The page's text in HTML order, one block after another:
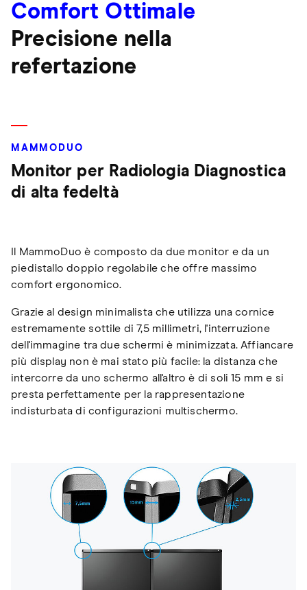
Comfort Ottimale
Precisione nella
refertazione
MAMMODUO
Monitor per Radiologia Diagnostica
di alta fedeltà
Il MammoDuo è composto da due monitor e da un
piedistallo doppio regolabile che offre massimo
comfort ergonomico.
Grazie al design minimalista che utilizza una cornice
estremamente sottile di 7,5 millimetri, l'interruzione
dell'immagine tra due schermi è minimizzata. Affiancare
più display non è mai stato più facile: la distanza che
intercorre da uno schermo all'altro è di soli 15 mm e si
presta perfettamente per la rappresentazione
indisturbata di configurazioni multischermo.